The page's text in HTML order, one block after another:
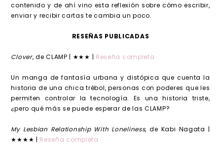
contenido y de ahí vino esta reflexión sobre cómo escribir,
enviar y recibir cartas te cambia un poco.
RESEÑAS PUBLICADAS
Clover, de CLAMP | ★★★ | Reseña completa
Un manga de fantasía urbana y distópica que cuenta la
historia de una chica trébol, personas con poderes que les
permiten controlar la tecnología. Es una historia triste,
¿pero qué más se puede esperar de las CLAMP?
My Lesbian Relationship With Loneliness, de Kabi Nagata |
★★★★ | Reseña completa